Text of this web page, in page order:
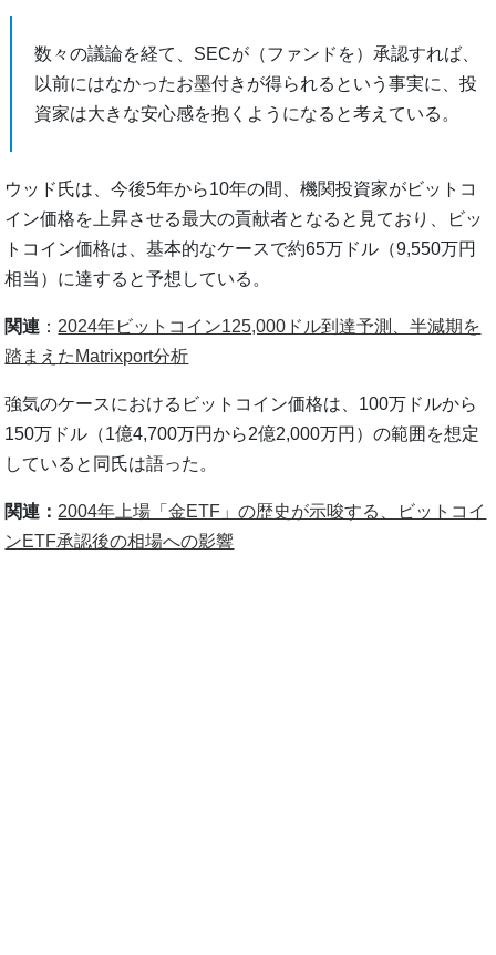
数々の議論を経て、SECが（ファンドを）承認すれば、
以前にはなかったお墨付きが得られるという事実に、投
資家は大きな安心感を抱くようになると考えている。
ウッド氏は、今後5年から10年の間、機関投資家がビットコ
イン価格を上昇させる最大の貢献者となると見ており、ビッ
トコイン価格は、基本的なケースで約65万ドル（9,550万円
相当）に達すると予想している。
関連 ： 2024年ビットコイン125,000ドル到達予測、半減期を
踏まえたMatrixport分析
強気のケースにおけるビットコイン価格は、100万ドルから
150万ドル（1億4,700万円から2億2,000万円）の範囲を想定
していると同氏は語った。
関連： 2004年上場「金ETF」の歴史が示唆する、ビットコイ
ンETF承認後の相場への影響